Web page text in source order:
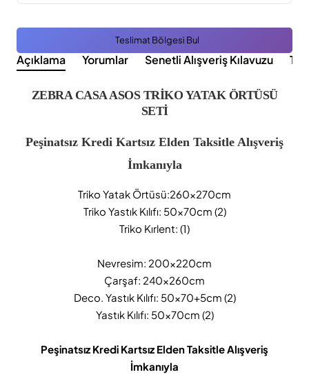
Teslimat Bölgesi Bul
Açıklama Yorumlar Senetli Alışveriş Kılavuzu
ZEBRA CASA ASOS TRİKO YATAK ÖRTÜSÜ
SETİ
Peşinatsız Kredi Kartsız Elden Taksitle Alışveriş
İmkanıyla
Triko Yatak Örtüsü:260x270cm
Triko Yastık Kılıfı: 50x70cm (2)
Triko Kırlent: (1)
Nevresim: 200x220cm
Çarşaf: 240x260cm
Deco. Yastık Kılıfı: 50x70+5cm (2)
Yastık Kılıfı: 50x70cm (2)
Peşinatsız Kredi Kartsız Elden Taksitle Alışveriş
İmkanıyla